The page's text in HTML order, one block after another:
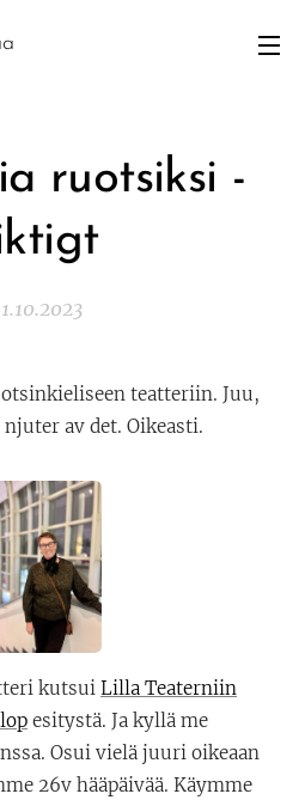
ruotsiksi -
teatteriin. Juu,
av det. Oikeasti.
kutsui Lilla Teaterniin
esitystä. Ja kyllä me
Osui vielä juuri oikeaan
26v hääpäivää. Käymme